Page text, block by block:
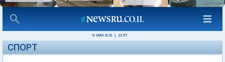
16 МАЯ 2026 22:57
СПОРТ